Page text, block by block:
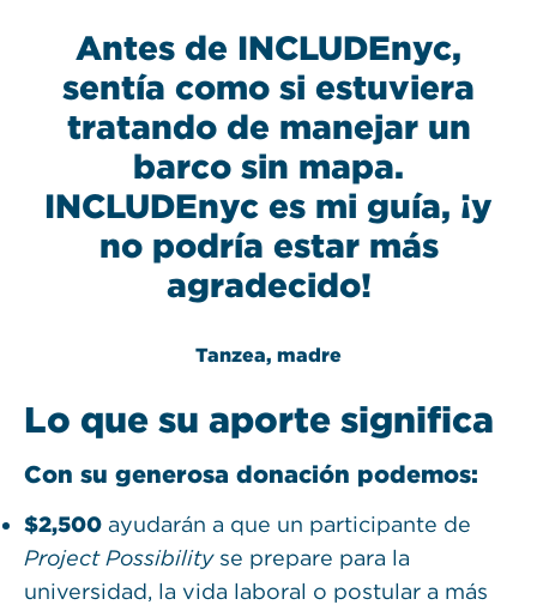
Antes de INCLUDEnyc,
sentía como si estuviera
tratando de manejar un
barco sin mapa.
INCLUDEnyc es mi guía, ¡y
no podría estar más
agradecido!
Tanzea, madre
Lo que su aporte significa
Con su generosa donación podemos:
$2,500 ayudarán a que un participante de
Project Possibilityse prepare para la
universidad, la vida laboral o postular a más